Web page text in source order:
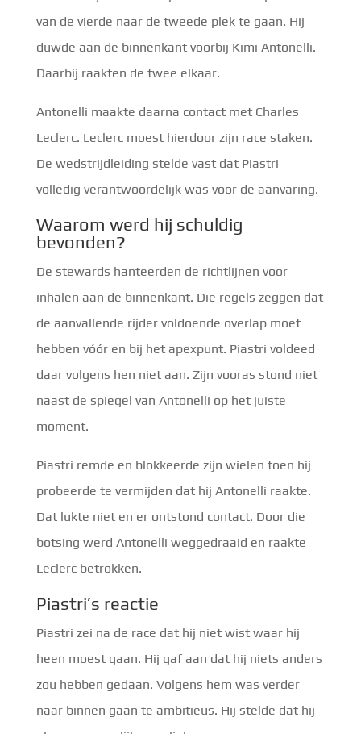
van de vierde naar de tweede plek te gaan. Hij
duwde aan de binnenkant voorbij Kimi Antonelli.
Daarbij raakten de twee elkaar.
Antonelli maakte daarna contact met Charles
Leclerc. Leclerc moest hierdoor zijn race staken.
De wedstrijdleiding stelde vast dat Piastri
volledig verantwoordelijk was voor de aanvaring.
Waarom werd hij schuldig
bevonden?
De stewards hanteerden de richtlijnen voor
inhalen aan de binnenkant. Die regels zeggen dat
de aanvallende rijder voldoende overlap moet
hebben vóór en bij het apexpunt. Piastri voldeed
daar volgens hen niet aan. Zijn vooras stond niet
naast de spiegel van Antonelli op het juiste
moment.
Piastri remde en blokkeerde zijn wielen toen hij
probeerde te vermijden dat hij Antonelli raakte.
Dat lukte niet en er ontstond contact. Door die
botsing werd Antonelli weggedraaid en raakte
Leclerc betrokken.
Piastri’s reactie
Piastri zei na de race dat hij niet wist waar hij
heen moest gaan. Hij gaf aan dat hij niets anders
zou hebben gedaan. Volgens hem was verder
naar binnen gaan te ambitieus. Hij stelde dat hij